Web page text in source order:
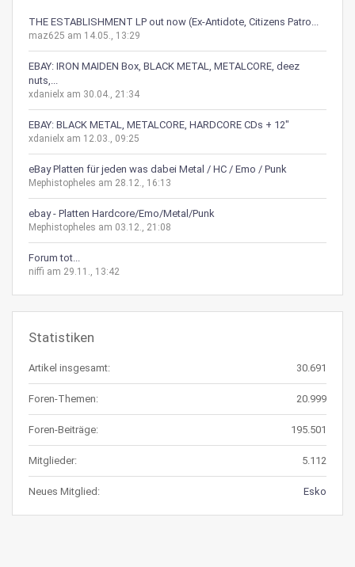
THE ESTABLISHMENT LP out now (Ex-Antidote, Citizens Patro...
maz625 am 14.05., 13:29
EBAY: IRON MAIDEN Box, BLACK METAL, METALCORE, deez
nuts,...
xdanielx am 30.04., 21:34
EBAY: BLACK METAL, METALCORE, HARDCORE CDs + 12"
xdanielx am 12.03., 09:25
eBay Platten für jeden was dabei Metal / HC / Emo / Punk
Mephistopheles am 28.12., 16:13
ebay - Platten Hardcore/Emo/Metal/Punk
Mephistopheles am 03.12., 21:08
Forum tot...
niffi am 29.11., 13:42
Statistiken
Artikel insgesamt: 30.691
Foren-Themen: 20.999
Foren-Beiträge: 195.501
Mitglieder: 5.112
Neues Mitglied: Esko